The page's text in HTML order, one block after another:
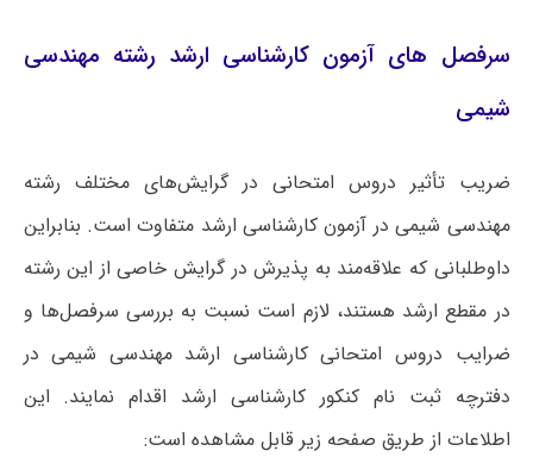
سرفصل های آزمون کارشناسی ارشد رشته مهندسی
شیمی
ضریب تأثیر دروس امتحانی در گرایش‌های مختلف رشته
مهندسی شیمی در آزمون کارشناسی ارشد متفاوت است. بنابراین
داوطلبانی که علاقه‌مند به پذیرش در گرایش خاصی از این رشته
در مقطع ارشد هستند، لازم است نسبت به بررسی سرفصل‌ها و
ضرایب دروس امتحانی کارشناسی ارشد مهندسی شیمی در
دفترچه ثبت نام کنکور کارشناسی ارشد اقدام نمایند. این
اطلاعات از طریق صفحه زیر قابل مشاهده است: